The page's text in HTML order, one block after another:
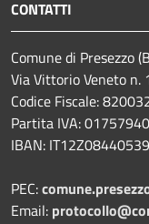
CONTATTI
Comune di Presezzo
Via Vittorio Veneto
Codice Fiscale:
Partita IVA:
IBAN:
PEC:
Email: